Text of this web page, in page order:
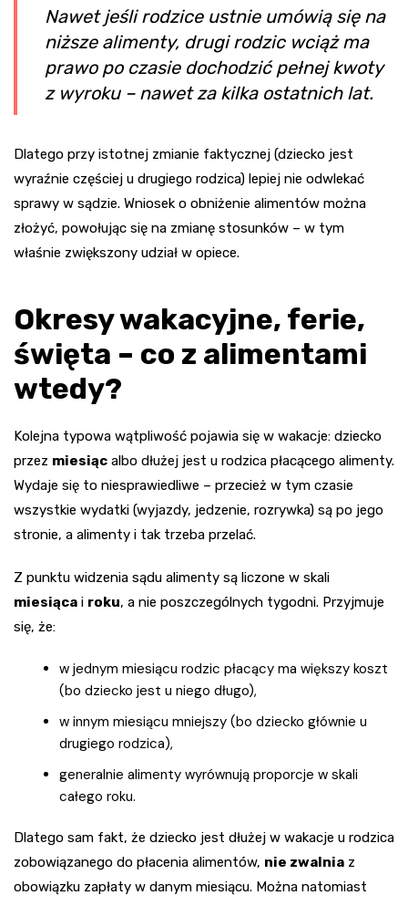
Nawet jeśli rodzice ustnie umówią się na
niższe alimenty, drugi rodzic wciąż ma
prawo po czasie dochodzić pełnej kwoty
z wyroku – nawet za kilka ostatnich lat.
Dlatego przy istotnej zmianie faktycznej (dziecko jest
wyraźnie częściej u drugiego rodzica) lepiej nie odwlekać
sprawy w sądzie. Wniosek o obniżenie alimentów można
złożyć, powołując się na zmianę stosunków – w tym
właśnie zwiększony udział w opiece.
Okresy wakacyjne, ferie,
święta – co z alimentami
wtedy?
Kolejna typowa wątpliwość pojawia się w wakacje: dziecko
przez miesiąc albo dłużej jest u rodzica płacącego alimenty.
Wydaje się to niesprawiedliwe – przecież w tym czasie
wszystkie wydatki (wyjazdy, jedzenie, rozrywka) są po jego
stronie, a alimenty i tak trzeba przelać.
Z punktu widzenia sądu alimenty są liczone w skali
miesiąca i roku, a nie poszczególnych tygodni. Przyjmuje
się, że:
w jednym miesiącu rodzic płacący ma większy koszt
(bo dziecko jest u niego długo),
w innym miesiącu mniejszy (bo dziecko głównie u
drugiego rodzica),
generalnie alimenty wyrównują proporcje w skali
całego roku.
Dlatego sam fakt, że dziecko jest dłużej w wakacje u rodzica
zobowiązanego do płacenia alimentów, nie zwalnia z
obowiązku zapłaty w danym miesiącu. Można natomiast